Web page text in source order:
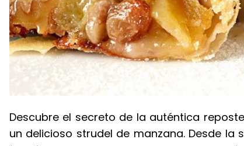
Descubre el secreto de la auténtica
un delicioso strudel de manzana. Desde